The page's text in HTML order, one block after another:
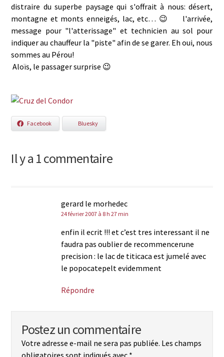
distraire du superbe paysage qui s'offrait à nous: désert,
montagne et monts enneigés, lac, etc… 😉
l'arrivée,
message pour "l'atterissage" et technicien au sol pour
indiquer au chauffeur la "piste" afin de se garer. Eh oui, nous
sommes au Pérou!
Aloïs, le passager surprise 😉
Facebook Bluesky
Il y a 1 commentaire
gerard le morhedec
24 février 2007 à 8 h 27 min
enfin il ecrit !!! et c’est tres interessant il ne
faudra pas oublier de recommencerune
precision : le lac de titicaca est jumelé avec
le popocatepelt evidemment
Répondre
Postez un commentaire
Votre adresse e-mail ne sera pas publiée. Les champs
obligatoires sont indiqués avec *